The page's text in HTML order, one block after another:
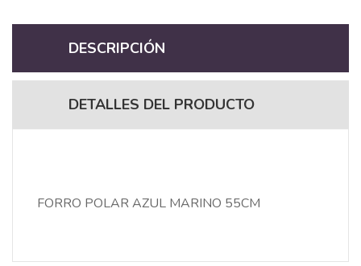
DESCRIPCIÓN
DETALLES DEL PRODUCTO
FORRO POLAR AZUL MARINO 55CM